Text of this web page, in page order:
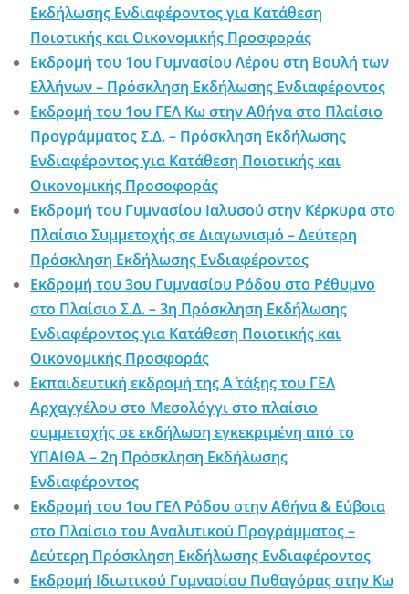
Εκδήλωσης Ενδιαφέροντος για Κατάθεση
Ποιοτικής και Οικονομικής Προσφοράς
Εκδρομή του 1ου Γυμνασίου Λέρου στη Βουλή των
Ελλήνων – Πρόσκληση Εκδήλωσης Ενδιαφέροντος
Εκδρομή του 1ου ΓΕΛ Κω στην Αθήνα στο Πλαίσιο
Προγράμματος Σ.Δ. – Πρόσκληση Εκδήλωσης
Ενδιαφέροντος για Κατάθεση Ποιοτικής και
Οικονομικής Προσοφοράς
Εκδρομή του Γυμνασίου Ιαλυσού στην Κέρκυρα στο
Πλαίσιο Συμμετοχής σε Διαγωνισμό – Δεύτερη
Πρόσκληση Εκδήλωσης Ενδιαφέροντος
Εκδρομή του 3ου Γυμνασίου Ρόδου στο Ρέθυμνο
στο Πλαίσιο Σ.Δ. – 3η Πρόσκληση Εκδήλωσης
Ενδιαφέροντος για Κατάθεση Ποιοτικής και
Οικονομικής Προσφοράς
Εκπαιδευτική εκδρομή της Α΄ τάξης του ΓΕΛ
Αρχαγγέλου στο Μεσολόγγι στο πλαίσιο
συμμετοχής σε εκδήλωση εγκεκριμένη από το
ΥΠΑΙΘΑ – 2η Πρόσκληση Εκδήλωσης
Ενδιαφέροντος
Εκδρομή του 1ου ΓΕΛ Ρόδου στην Αθήνα & Εύβοια
στο Πλαίσιο του Αναλυτικού Προγράμματος –
Δεύτερη Πρόσκληση Εκδήλωσης Ενδιαφέροντος
Εκδρομή Ιδιωτικού Γυμνασίου Πυθαγόρας στην Κω